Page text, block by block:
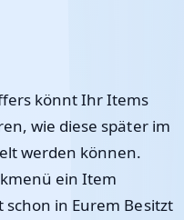
könnt Ihr Items
wie diese später im
werden können.
ein Item
in Eurem Besitzt